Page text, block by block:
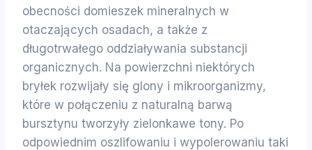
obecności domieszek mineralnych w
otaczających osadach, a także z
długotrwałego oddziaływania substancji
organicznych. Na powierzchni niektórych
bryłek rozwijały się glony i mikroorganizmy,
które w połączeniu z naturalną barwą
bursztynu tworzyły zielonkawe tony. Po
odpowiednim oszlifowaniu i wypolerowaniu taki